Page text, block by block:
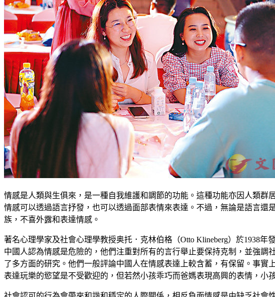
情感是人類與生俱來，是一種自我維護和調節的功能。這種功能亦因人類
情感可以透過語言抒發，也可以透過面部表情來表達。不過，無論是語言
族，不喜外露和表達情感。
著名心理學家及社會心理學教授奥托．克林伯格（Otto Klineberg）於1938年
中國人認為情感是危險的，他們注重對所有的言行舉止要保持克制，並強
了多方面的研究。他們一般評論中國人在情感表達上較含蓄，有保留。事實
表達玩樂的慾望是不受歡迎的，但若然小孩乖巧而爸媽表現高興的表情，小